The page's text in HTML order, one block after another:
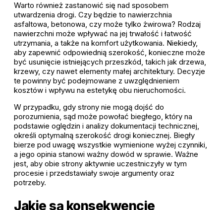
Warto również zastanowić się nad sposobem
utwardzenia drogi. Czy będzie to nawierzchnia
asfaltowa, betonowa, czy może tylko żwirowa? Rodzaj
nawierzchni może wpływać na jej trwałość i łatwość
utrzymania, a także na komfort użytkowania. Niekiedy,
aby zapewnić odpowiednią szerokość, konieczne może
być usunięcie istniejących przeszkód, takich jak drzewa,
krzewy, czy nawet elementy małej architektury. Decyzje
te powinny być podejmowane z uwzględnieniem
kosztów i wpływu na estetykę obu nieruchomości.
W przypadku, gdy strony nie mogą dojść do
porozumienia, sąd może powołać biegłego, który na
podstawie oględzin i analizy dokumentacji technicznej,
określi optymalną szerokość drogi koniecznej. Biegły
bierze pod uwagę wszystkie wymienione wyżej czynniki,
a jego opinia stanowi ważny dowód w sprawie. Ważne
jest, aby obie strony aktywnie uczestniczyły w tym
procesie i przedstawiały swoje argumenty oraz
potrzeby.
Jakie są konsekwencje